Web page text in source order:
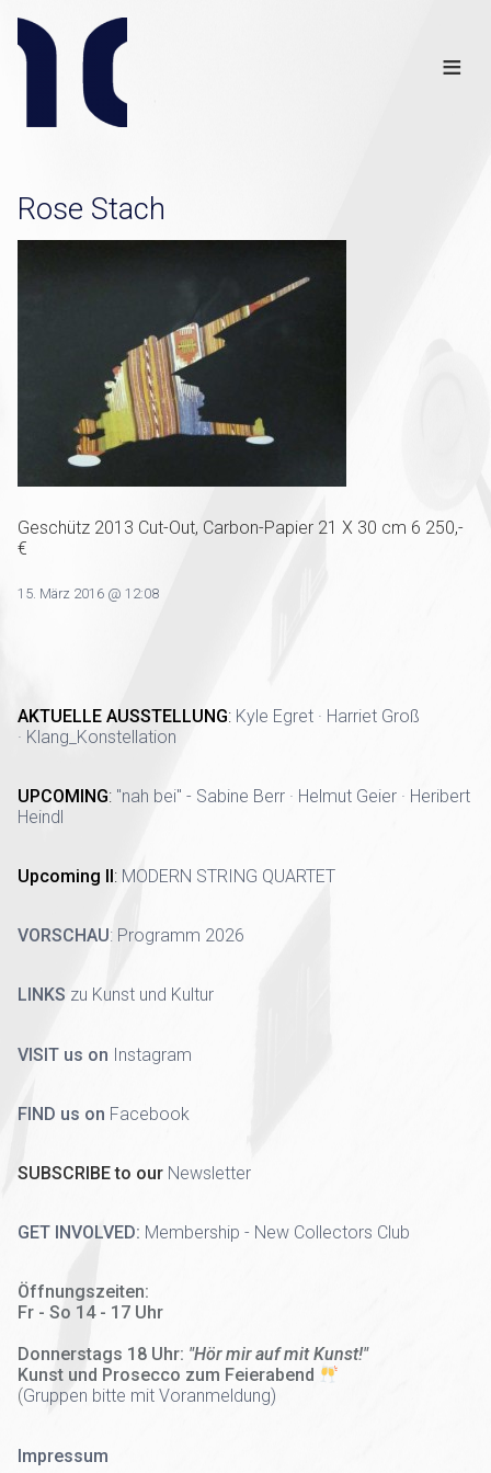
≡
Rose Stach
Geschütz 2013 Cut-Out, Carbon-Papier 21 X 30 cm 6 250,-
€
15. März 2016 @ 12:08
AKTUELLE AUSSTELLUNG: Kyle Egret · Harriet Groß
· Klang_Konstellation
UPCOMING: "nah bei" - Sabine Berr · Helmut Geier · Heribert
Heindl
Upcoming II: MODERN STRING QUARTET
VORSCHAU: Programm 2026
LINKS zu Kunst und Kultur
VISIT us on Instagram
FIND us on Facebook
SUBSCRIBE to our Newsletter
GET INVOLVED: Membership - New Collectors Club
Öffnungszeiten:
Fr - So 14 - 17 Uhr
Donnerstags 18 Uhr: "Hör mir auf mit Kunst!"
Kunst und Prosecco zum Feierabend
(Gruppen bitte mit Voranmeldung)
Impressum